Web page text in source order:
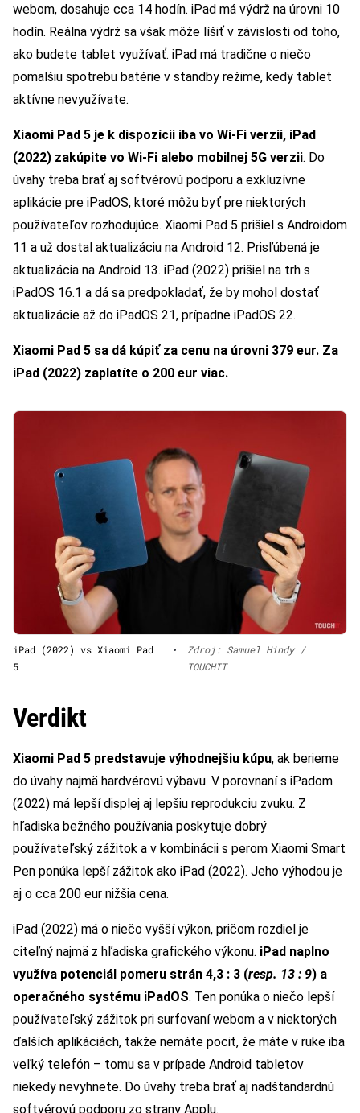
webom, dosahuje cca 14 hodín. iPad má výdrž na úrovni 10
hodín. Reálna výdrž sa však môže líšiť v závislosti od toho,
ako budete tablet využívať. iPad má tradične o niečo
pomalšiu spotrebu batérie v standby režime, kedy tablet
aktívne nevyužívate.
Xiaomi Pad 5 je k dispozícii iba vo Wi-Fi verzii, iPad
(2022) zakúpite vo Wi-Fi alebo mobilnej 5G verzii. Do
úvahy treba brať aj softvérovú podporu a exkluzívne
aplikácie pre iPadOS, ktoré môžu byť pre niektorých
používateľov rozhodujúce. Xiaomi Pad 5 prišiel s Androidom
11 a už dostal aktualizáciu na Android 12. Prisľúbená je
aktualizácia na Android 13. iPad (2022) prišiel na trh s
iPadOS 16.1 a dá sa predpokladať, že by mohol dostať
aktualizácie až do iPadOS 21, prípadne iPadOS 22.
Xiaomi Pad 5 sa dá kúpiť za cenu na úrovni 379 eur. Za
iPad (2022) zaplatíte o 200 eur viac.
iPad (2022) vs Xiaomi Pad
5
•
Zdroj: Samuel Hindy /
TOUCHIT
Verdikt
Xiaomi Pad 5 predstavuje výhodnejšiu kúpu, ak berieme
do úvahy najmä hardvérovú výbavu. V porovnaní s iPadom
(2022) má lepší displej aj lepšiu reprodukciu zvuku. Z
hľadiska bežného používania poskytuje dobrý
používateľský zážitok a v kombinácii s perom Xiaomi Smart
Pen ponúka lepší zážitok ako iPad (2022). Jeho výhodou je
aj o cca 200 eur nižšia cena.
iPad (2022) má o niečo vyšší výkon, pričom rozdiel je
citeľný najmä z hľadiska grafického výkonu. iPad naplno
využíva potenciál pomeru strán 4,3 : 3 (resp. 13 : 9) a
operačného systému iPadOS. Ten ponúka o niečo lepší
používateľský zážitok pri surfovaní webom a v niektorých
ďalších aplikáciách, takže nemáte pocit, že máte v ruke iba
veľký telefón – tomu sa v prípade Android tabletov
niekedy nevyhnete. Do úvahy treba brať aj nadštandardnú
softvérovú podporu zo strany Applu.